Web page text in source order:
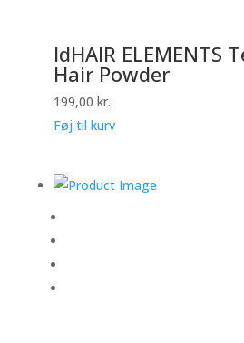
IdHAIR ELEMENTS
Hair Powder
199,00 kr.
Føj til kurv